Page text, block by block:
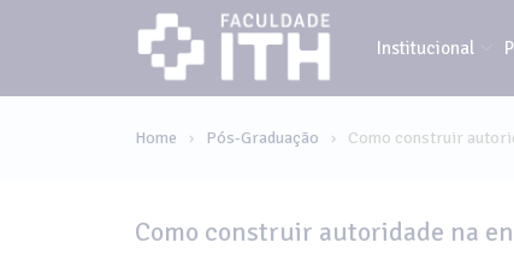
Institucional
Home › Pós-Graduação › Como construir
Como construir autoridade na